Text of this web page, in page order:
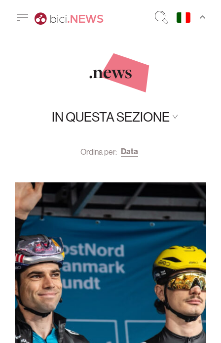
.news
IN QUESTA SEZIONE
Ordina per: Data